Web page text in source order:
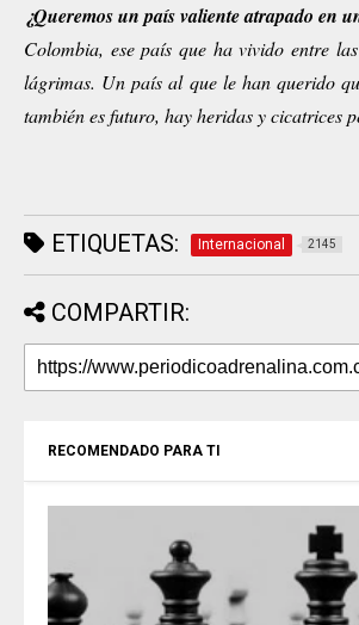
¿Queremos un país valiente atrapado en
Colombia, ese país que ha vivido entre
lágrimas. Un país al que le han querido
también es futuro, hay heridas y cicatrices
ETIQUETAS: Internacional 2145
COMPARTIR:
RECOMENDADO PARA TI